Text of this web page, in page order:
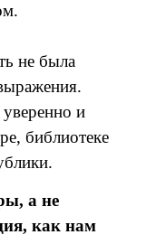
не была
и
библиотеке
а не
как нам